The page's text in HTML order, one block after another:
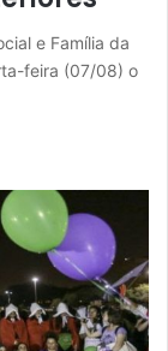
e Família da
feira (07/08) o